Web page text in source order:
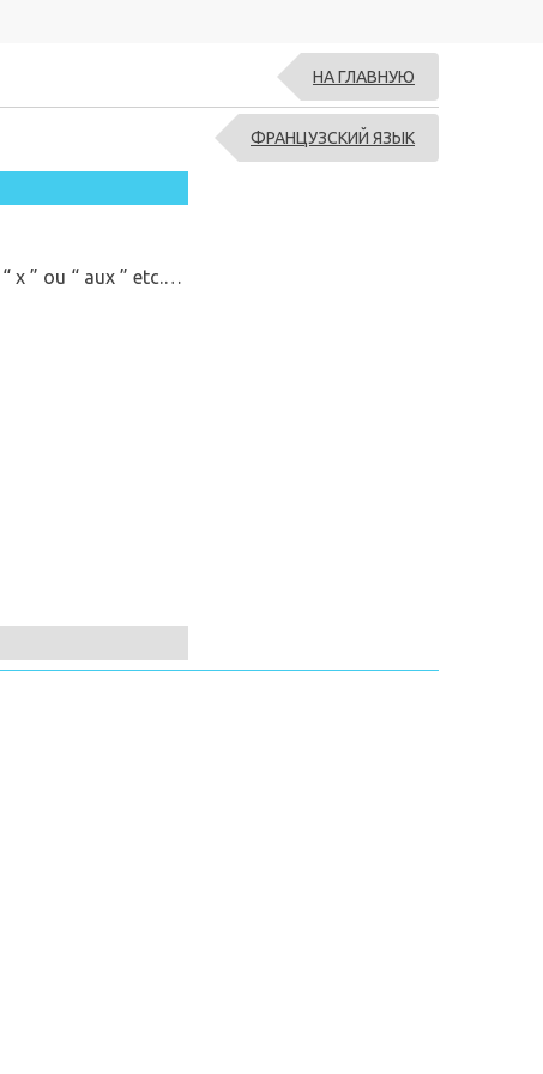
НА ГЛАВНУЮ
ФРАНЦУЗСКИЙ ЯЗЫК
x ” ou “ aux ” etc.…